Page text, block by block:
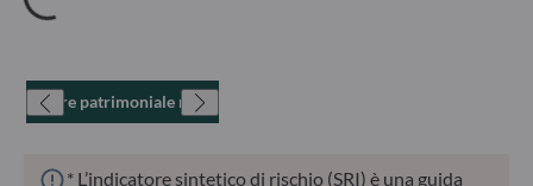
Valore patrimoniale netto
* L’indicatore sintetico di rischio (SRI) è una guida